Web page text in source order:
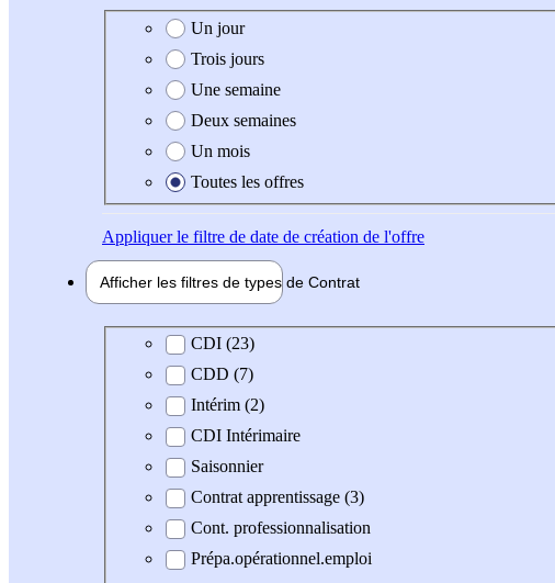
Date de création de l'offre
Un jour
Trois jours
Une semaine
Deux semaines
Un mois
Toutes les offres
Appliquerle filtre de date de création de l'offre
Afficher les filtres de types de Contrat
Type de contratCDI (23)
CDD (7)
Intérim (2)
CDI Intérimaire
Saisonnier
Contrat apprentissage (3)
Cont. professionnalisation
Prépa.opérationnel.emploi